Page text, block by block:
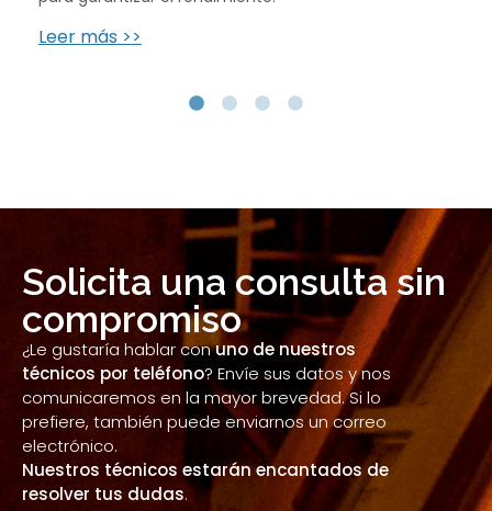
Leer más >>
Solicita una consulta sin
compromiso
¿Le gustaría hablar conuno de nuestros
técnicos por teléfono? Envíe sus datos y nos
comunicaremos en la mayor brevedad. Si lo
prefiere, también puede enviarnos un correo
electrónico.
Nuestros técnicos estarán encantados de
resolver tus dudas.